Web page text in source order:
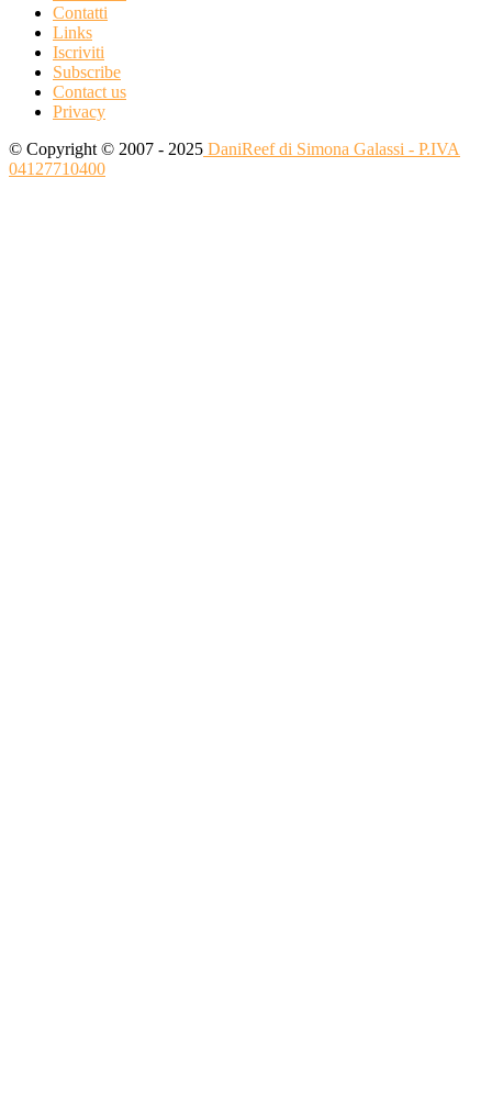
Contatti
Links
Iscriviti
Subscribe
Contact us
Privacy
© Copyright © 2007 - 2025 DaniReef di Simona Galassi - P.IVA
04127710400